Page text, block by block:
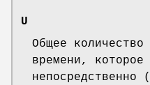
U
Общее количество
времени, которое
непосредственно